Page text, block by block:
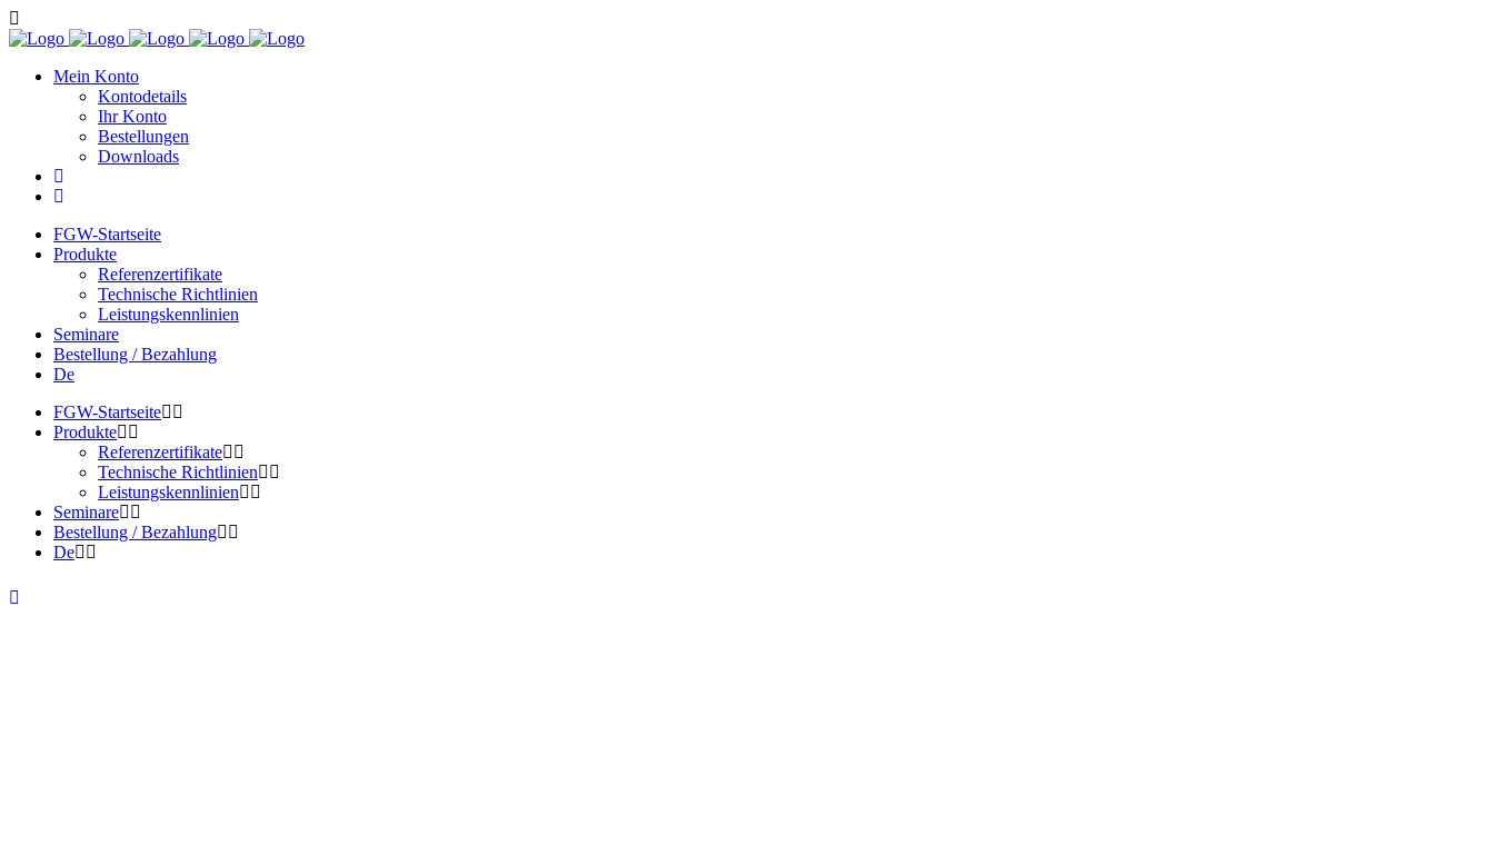
Mein Konto
Kontodetails
Ihr Konto
Bestellungen
Downloads
FGW-Startseite
Produkte
Referenzertifikate
Technische Richtlinien
Leistungskennlinien
Seminare
Bestellung / Bezahlung
De
FGW-Startseite
Produkte
Referenzertifikate
Technische Richtlinien
Leistungskennlinien
Seminare
Bestellung / Bezahlung
De